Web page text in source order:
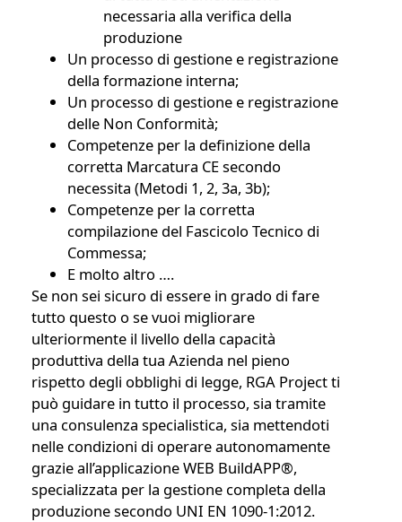
necessaria alla verifica della
produzione
Un processo di gestione e registrazione
della formazione interna;
Un processo di gestione e registrazione
delle Non Conformità;
Competenze per la definizione della
corretta Marcatura CE secondo
necessita (Metodi 1, 2, 3a, 3b);
Competenze per la corretta
compilazione del Fascicolo Tecnico di
Commessa;
E molto altro ….
Se non sei sicuro di essere in grado di fare
tutto questo o se vuoi migliorare
ulteriormente il livello della capacità
produttiva della tua Azienda nel pieno
rispetto degli obblighi di legge, RGA Project ti
può guidare in tutto il processo, sia tramite
una consulenza specialistica, sia mettendoti
nelle condizioni di operare autonomamente
grazie all’applicazione WEB BuildAPP®,
specializzata per la gestione completa della
produzione secondo UNI EN 1090-1:2012.